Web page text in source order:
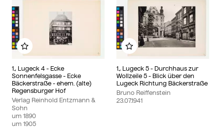
1., Lugeck 4 - Ecke
Sonnenfelsgasse - Ecke
Bäckerstraße - ehem. (alte)
Regensburger Hof
Verlag Reinhold Entzmann &
Sohn
um 1890
um 1905
Zu meinem Album hinzufügen
1., Lugeck 5 - Durchhaus zur
Wollzeile 5 - Blick über den
Lugeck Richtung Bäckerstraße
Bruno Reiffenstein
23.07.1941
Zu meinem Album